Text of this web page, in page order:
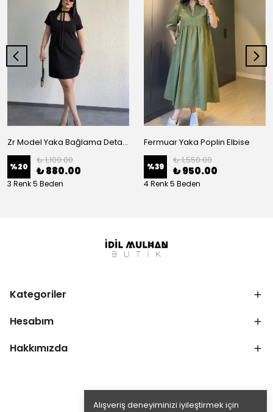
Alışveriş deneyiminizi iyileştirmek için
Zr Model Yaka Bağlama Detaylı Elbise
%20
₺ 1,100.00
₺ 880.00
3 Renk 5 Beden
Fermuar Yaka Poplin Elbise
%39
₺ 1,550.00
₺ 950.00
4 Renk 5 Beden
Kategoriler
Hesabım
Hakkımızda